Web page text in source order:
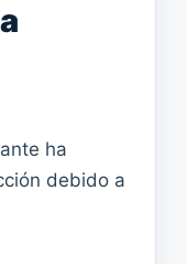
ha
debido a